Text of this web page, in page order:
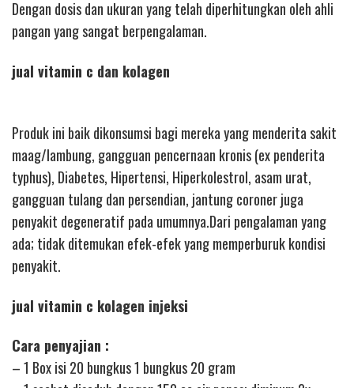
Dengan dosis dan ukuran yang telah diperhitungkan oleh ahli
pangan yang sangat berpengalaman.
jual vitamin c dan kolagen
Produk ini baik dikonsumsi bagi mereka yang menderita sakit
maag/lambung, gangguan pencernaan kronis (ex penderita
typhus), Diabetes, Hipertensi, Hiperkolestrol, asam urat,
gangguan tulang dan persendian, jantung coroner juga
penyakit degeneratif pada umumnya.Dari pengalaman yang
ada; tidak ditemukan efek-efek yang memperburuk kondisi
penyakit.
jual vitamin c kolagen injeksi
Cara penyajian :
– 1 Box isi 20 bungkus 1 bungkus 20 gram